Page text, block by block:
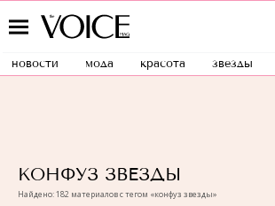
новости мода красота звезды
КОНФУЗ ЗВЕЗДЫ
Найдено: 182 материалов с тегом «конфуз звезды»